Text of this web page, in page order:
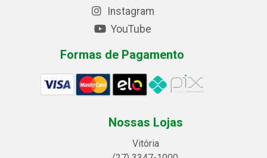
Instagram
YouTube
Formas de Pagamento
Nossas Lojas
Vitória